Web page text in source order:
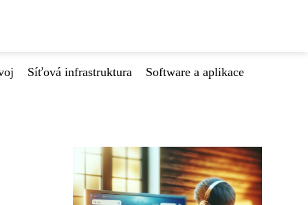
Síťová infrastruktura Software a aplikace